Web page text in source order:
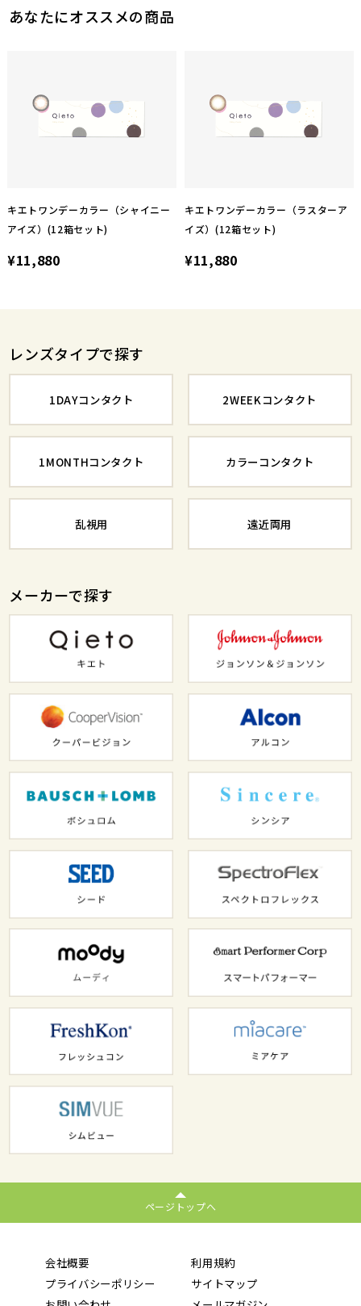
あなたにオススメの商品
キエトワンデーカラー（シャイニー
アイズ）(12箱セット)
¥11,880
キエトワンデーカラー（ラスターア
イズ）(12箱セット)
¥11,880
レンズタイプで探す
1DAYコンタクト 2WEEKコンタクト
1MONTHコンタクト カラーコンタクト
乱視用 遠近両用
メーカーで探す
ページトップへ
会社概要
利用規約
プライバシーポリシー
サイトマップ